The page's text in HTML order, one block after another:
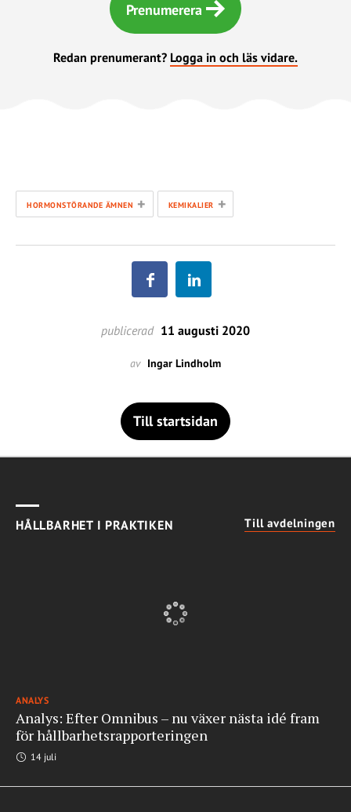
Prenumerera
Redan prenumerant? Logga in och läs vidare.
HORMONSTÖRANDE ÄMNEN + KEMIKALIER +
publicerad 11 augusti 2020
av Ingar Lindholm
Till startsidan
HÅLLBARHET I PRAKTIKEN Till avdelningen
ANALYS
Analys: Efter Omnibus – nu växer nästa idé fram
för hållbarhetsrapporteringen
14 juli